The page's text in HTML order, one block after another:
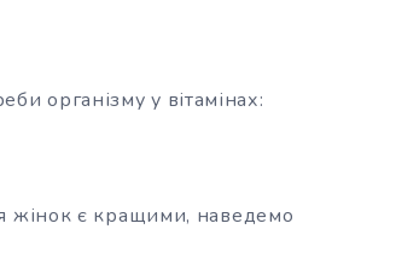
організму у вітамінах:
жінок є кращими, наведемо